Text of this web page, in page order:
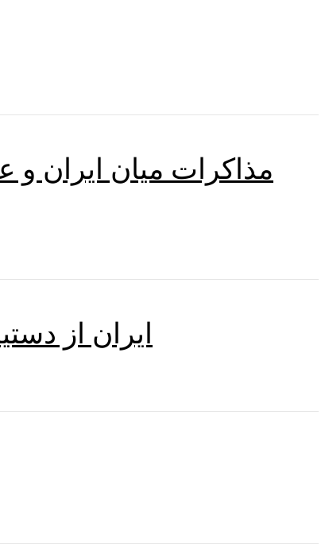
مذاکرات میان ایران
ایران از